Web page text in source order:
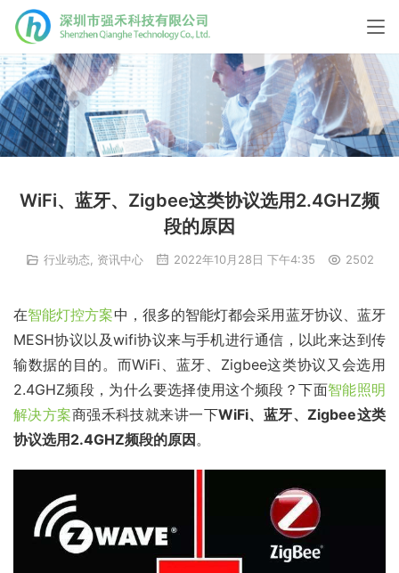
WiFi、蓝牙、Zigbee这类协议选用2.4GHZ频
段的原因
行业动态 资讯中心 2022年10月28日 下午4:35 2502
在智能灯控方案中，很多的智能灯都会采用蓝牙协议、蓝牙
MESH协议以及wifi协议来与手机进行通信，以此来达到传
输数据的目的。而WiFi、蓝牙、Zigbee这类协议又会选用
2.4GHZ频段，为什么要选择使用这个频段？下面智能照明
解决方案商强禾科技就来讲一下WiFi、蓝牙、Zigbee这类
协议选用2.4GHZ频段的原因。